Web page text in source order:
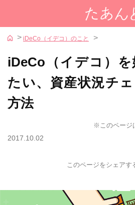
株式
金
iDeCoナビ
iDeCo（イデコ）のこと
iDeCo（イデコ）を
たい、資産状況チ
方法
※このページ
2017.10.02
このページをシェアす